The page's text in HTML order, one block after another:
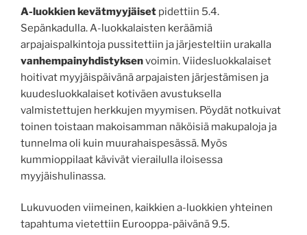
A-luokkien kevätmyyjäiset pidettiin 5.4.
Sepänkadulla. A-luokkalaisten keräämiä
arpajaispalkintoja pussitettiin ja järjesteltiin urakalla
vanhempainyhdistyksenvoimin. Viidesluokkalaiset
hoitivat myyjäispäivänä arpajaisten järjestämisen ja
kuudesluokkalaiset kotiväen avustuksella
valmistettujen herkkujen myymisen. Pöydät notkuivat
toinen toistaan makoisamman näköisiä makupaloja ja
tunnelma oli kuin muurahaispesässä. Myös
kummioppilaat kävivät vierailulla iloisessa
myyjäishulinassa.
Lukuvuoden viimeinen, kaikkien a-luokkien yhteinen
tapahtuma vietettiin Eurooppa-päivänä 9.5.